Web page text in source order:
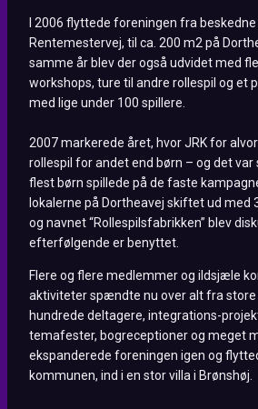
I 2006 flyttede foreningen fra
Rentemestervej, til ca. 200 m2 på
samme år blev der også udvidet med
workshops, ture til andre rollespil og et
med lige under 100 spillere.
2007 markerede året, hvor JRK for
rollespil for andet end børn – og det
flest børn spillede på de faste
lokalerne på Dortheavej skiftet ud med
og navnet “Rollespilsfabrikken” blev
efterfølgende er benyttet.
Flere og flere medlemmer og ildsjæle
aktiviteter spændte nu over alt fra store
hundrede deltagere, integrations-
temafester, bogreceptioner og meget
ekspanderede foreningen igen og
kommunen, ind i en stor villa i Brønshøj.